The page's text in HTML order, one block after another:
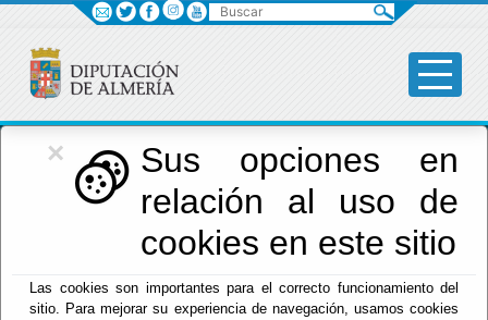
×
Sus opciones en
relación al uso de
cookies en este sitio
Las cookies son importantes para el correcto funcionamiento del
sitio. Para mejorar su experiencia de navegación, usamos cookies
Deportes
Menú Deportes
Servicios Técnicos o Equipamientos Deportivo
Buscar